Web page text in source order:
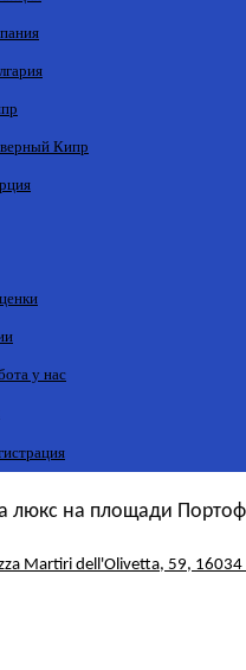
Кипр
у нас
люкс на площади
Martiri dell'Olivetta, 59,